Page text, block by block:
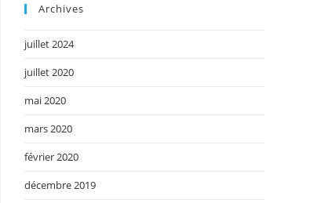
Archives
juillet 2024
juillet 2020
mai 2020
mars 2020
février 2020
décembre 2019